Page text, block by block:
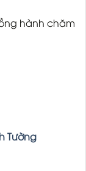
hành chăm
Tường